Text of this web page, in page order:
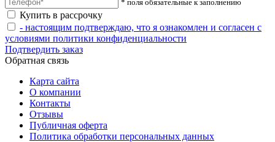
* поля обязательные к заполнению
Купить в рассрочку
- настоящим подтверждаю, что я ознакомлен и согласен с
условиями политики конфиденциальности
Подтвердить заказ
Обратная связь
Карта сайта
О компании
Контакты
Отзывы
Публичная оферта
Политика обработки персональных данных